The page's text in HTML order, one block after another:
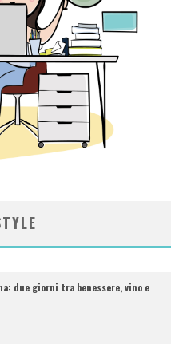
due giorni tra benessere, vino e